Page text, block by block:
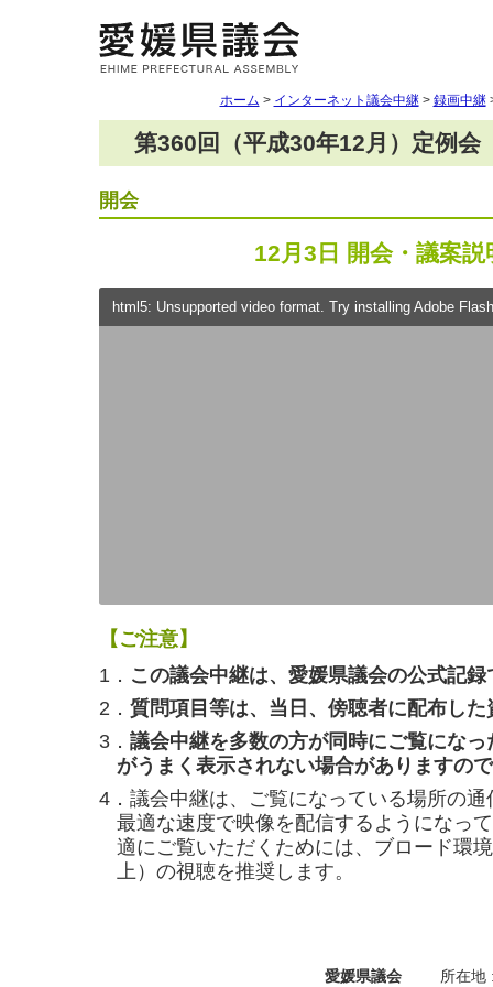
ホーム > インターネット議会中継> 録画中継
第360回（平成30年12月）定例会
開会
12月3日 開会・議案説
html5: Unsupported video format. Try installing Adobe
【ご注意】
1． この議会中継は、愛媛県議会の公式記
2． 質問項目等は、当日、傍聴者に配布した
3． 議会中継を多数の方が同時にご覧にな
がうまく表示されない場合がありますの
4．議会中継は、ご覧になっている場所の
最適な速度で映像を配信するようになっ
適にご覧いただくためには、ブロード環
上）の視聴を推奨します。
愛媛県議会
所在地